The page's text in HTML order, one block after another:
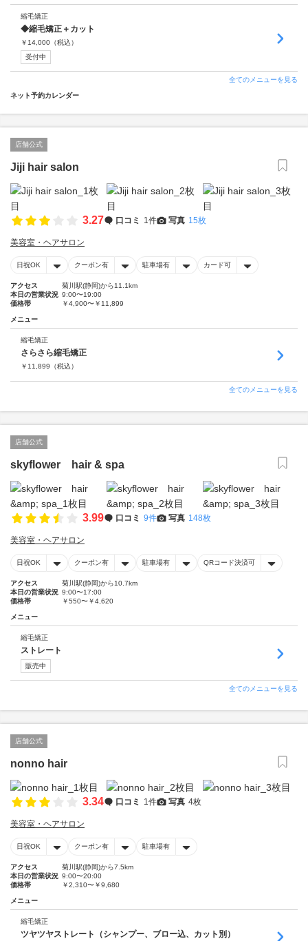
縮毛矯正
◆縮毛矯正＋カット
￥ 14,000 （税込）
受付中
全てのメニューを見る
ネット予約カレンダー
店舗公式
Jiji hair salon
3.27 口コミ 1件 写真 15枚
美容室・ヘアサロン
日祝OK クーポン有 駐車場有 カード可
アクセス
菊川駅(静岡)から11.1km
本日の営業状況 9:00〜19:00
価格帯
￥4,900〜￥11,899
メニュー
縮毛矯正
さらさら縮毛矯正
￥ 11,899 （税込）
全てのメニューを見る
店舗公式
skyflower hair & spa
3.99 口コミ 9件 写真 148枚
美容室・ヘアサロン
日祝OK クーポン有 駐車場有 QRコード決済可
アクセス
菊川駅(静岡)から10.7km
本日の営業状況 9:00〜17:00
価格帯
￥550〜￥4,620
メニュー
縮毛矯正
ストレート
販売中
全てのメニューを見る
店舗公式
nonno hair
3.34 口コミ 1件 写真 4枚
美容室・ヘアサロン
日祝OK クーポン有 駐車場有
アクセス
菊川駅(静岡)から7.5km
本日の営業状況 9:00〜20:00
価格帯
￥2,310〜￥9,680
メニュー
縮毛矯正
ツヤツヤストレート（シャンプー、ブロー込、カット別）